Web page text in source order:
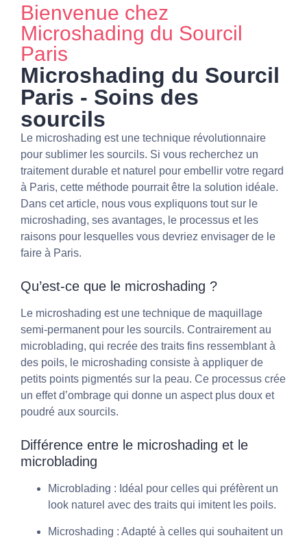
Bienvenue chez
Microshading du Sourcil
Paris
Microshading du Sourcil
Paris - Soins des
sourcils
Le microshading est une technique révolutionnaire
pour sublimer les sourcils. Si vous recherchez un
traitement durable et naturel pour embellir votre regard
à Paris, cette méthode pourrait être la solution idéale.
Dans cet article, nous vous expliquons tout sur le
microshading, ses avantages, le processus et les
raisons pour lesquelles vous devriez envisager de le
faire à Paris.
Qu’est-ce que le microshading ?
Le microshading est une technique de maquillage
semi-permanent pour les sourcils. Contrairement au
microblading, qui recrée des traits fins ressemblant à
des poils, le microshading consiste à appliquer de
petits points pigmentés sur la peau. Ce processus crée
un effet d’ombrage qui donne un aspect plus doux et
poudré aux sourcils.
Différence entre le microshading et le
microblading
Microblading : Idéal pour celles qui préfèrent un
look naturel avec des traits qui imitent les poils.
Microshading : Adapté à celles qui souhaitent un